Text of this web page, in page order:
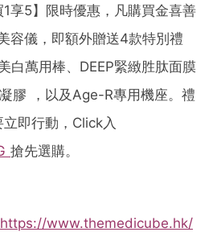
享5】限時優惠，凡購買金喜善
容儀，即額外贈送4款特別禮
白萬用棒、DEEP緊緻胜肽面膜
膠 ，以及Age-R專用機座。禮
即行動，Click入
搶先選購。
https://www.themedicube.hk/